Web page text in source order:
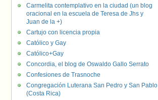
Carmelita contemplativo en la ciudad (un blog
oracional en la escuela de Teresa de Jhs y
Juan de la +)
Cartujo con licencia propia
Católico y Gay
Católico+Gay
Concordia, el blog de Oswaldo Gallo Serrato
Confesiones de Trasnoche
Congregación Luterana San Pedro y San Pablo
(Costa Rica)